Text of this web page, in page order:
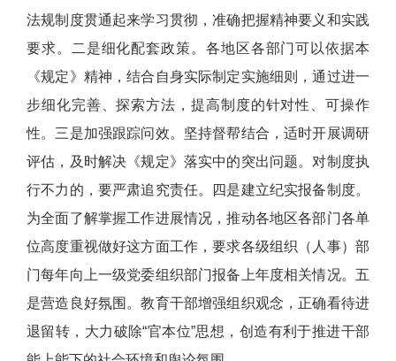
法规制度贯通起来学习贯彻，准确把握精神要义和实践
要求。二是细化配套政策。各地区各部门可以依据本
《规定》精神，结合自身实际制定实施细则，通过进一
步细化完善、探索方法，提高制度的针对性、可操作
性。三是加强跟踪问效。坚持督帮结合，适时开展调研
评估，及时解决《规定》落实中的突出问题。对制度执
行不力的，要严肃追究责任。四是建立纪实报备制度。
为全面了解掌握工作进展情况，推动各地区各部门各单
位高度重视做好这方面工作，要求各级组织（人事）部
门每年向上一级党委组织部门报备上年度相关情况。五
是营造良好氛围。教育干部增强组织观念，正确看待进
退留转，大力破除“官本位”思想，创造有利于推进干部